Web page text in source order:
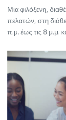
Μια φιλόξενη,
πελατών, στη
π.μ. έως τις 8 μ.μ.